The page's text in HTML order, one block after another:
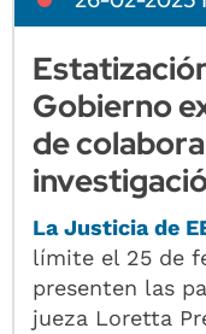
Gobierno
de
La Justicia de
límite el 25 de
presenten las
jueza Loretta